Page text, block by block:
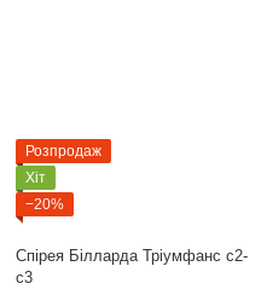
Розпродаж
Хіт
−20%
Спірея Білларда Тріумфанс с2-
с3